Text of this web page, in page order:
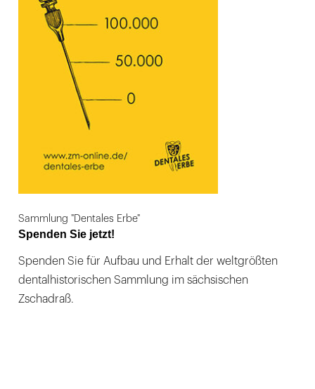
Sammlung "Dentales Erbe"
Spenden Sie jetzt!
Spenden Sie für Aufbau und Erhalt der weltgrößten
dentalhistorischen Sammlung im sächsischen
Zschadraß.